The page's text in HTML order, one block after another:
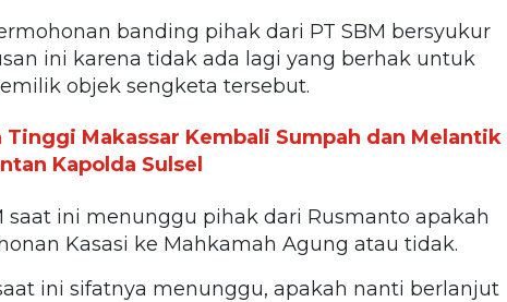
banding pihak dari PT SBM bersyukur
ini karena tidak ada lagi yang berhak untuk
objek sengketa tersebut.
Tinggi Makassar Kembali Sumpah dan Melantik
Kapolda Sulsel
saat ini menunggu pihak dari Rusmanto apakah
Kasasi ke Mahkamah Agung atau tidak.
ini sifatnya menunggu, apakah nanti berlanjut